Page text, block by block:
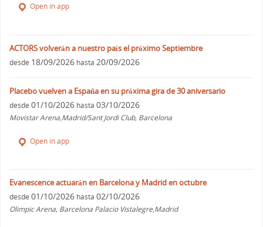
Open in app
ACTORS volverán a nuestro país el próximo Septiembre
desde 18/09/2026 hasta 20/09/2026
Placebo vuelven a España en su próxima gira de 30 aniversario
desde 01/10/2026 hasta 03/10/2026
Movistar Arena,Madrid/Sant Jordi Club, Barcelona
Open in app
Evanescence actuarán en Barcelona y Madrid en octubre
desde 01/10/2026 hasta 02/10/2026
Olimpic Arena, Barcelona Palacio Vistalegre,Madrid